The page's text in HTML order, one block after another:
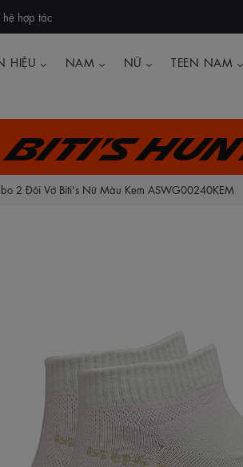
hệ hợp tác
HIỆU NAM NỮ TEEN NAM
Biti's
2 Đôi Vớ Biti's Nữ Màu Kem ASWG00240KEM